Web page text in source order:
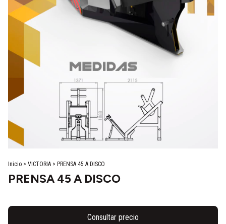
Inicio > VICTORIA > PRENSA 45 A DISCO
PRENSA 45 A DISCO